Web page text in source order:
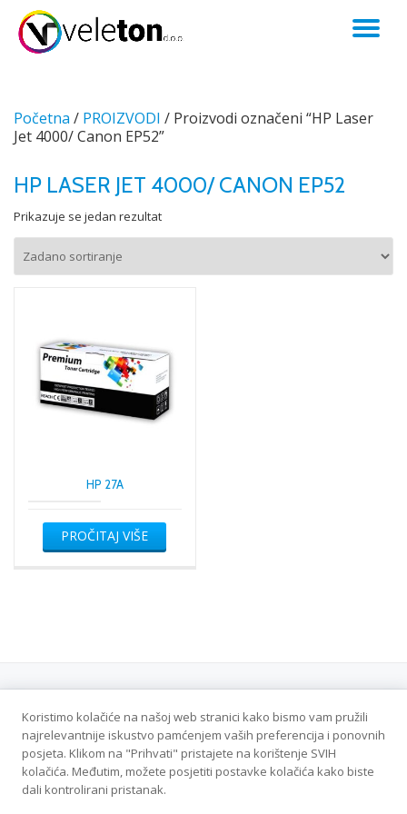
Skip
Početna / PROIZVODI / Proizvodi označeni “HP Laser
Jet 4000/ Canon EP52”
HP LASER JET 4000/ CANON EP52
Prikazuje se jedan rezultat
HP 27A
PROČITAJ VIŠE
Politika privatnosti
Veleton DOO - Sva prava zadržana
Koristimo kolačiće na našoj web stranici kako bismo vam pružili
najrelevantnije iskustvo pamćenjem vaših preferencija i ponovnih
posjeta. Klikom na "Prihvati" pristajete na korištenje SVIH
kolačića. Međutim, možete posjetiti postavke kolačića kako biste
dali kontrolirani pristanak.